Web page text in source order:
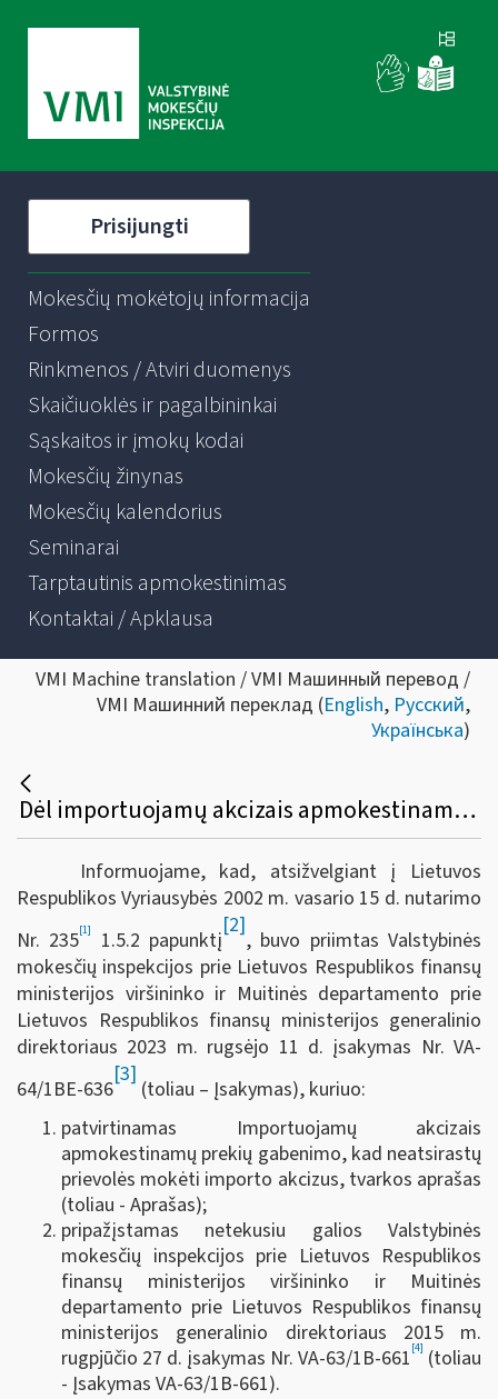
Prisijungti
Mokesčių mokėtojų informacija
Formos
Rinkmenos / Atviri duomenys
Skaičiuoklės ir pagalbininkai
Sąskaitos ir įmokų kodai
Mokesčių žinynas
Mokesčių kalendorius
Seminarai
Tarptautinis apmokestinimas
Kontaktai / Apklausa
VMI Machine translation / VMI Машинный перевод /
VMI Машинний переклад (English, Русский,
Українська)
Dėl importuojamų akcizais apmokestinamų prekių gabenimo, kad neatsirastų prievolės mokėti importo akcizus, tvarkos aprašo patvirtinimo
Informuojame, kad, atsižvelgiant į Lietuvos
Respublikos Vyriausybės 2002 m. vasario 15 d. nutarimo
Nr. 235[1] 1.5.2 papunktį
[2]
, buvo priimtas Valstybinės
mokesčių inspekcijos prie Lietuvos Respublikos finansų
ministerijos viršininko ir Muitinės departamento prie
Lietuvos Respublikos finansų ministerijos generalinio
direktoriaus 2023 m. rugsėjo 11 d. įsakymas Nr. VA-
64/1BE-636
[3]
(toliau – Įsakymas), kuriuo:
patvirtinamas Importuojamų akcizais
apmokestinamų prekių gabenimo, kad neatsirastų
prievolės mokėti importo akcizus, tvarkos aprašas
(toliau - Aprašas);
pripažįstamas netekusiu galios Valstybinės
mokesčių inspekcijos prie Lietuvos Respublikos
finansų ministerijos viršininko ir Muitinės
departamento prie Lietuvos Respublikos finansų
ministerijos generalinio direktoriaus 2015 m.
rugpjūčio 27 d. įsakymas Nr. VA-63/1B-661 [4] (toliau
- Įsakymas VA-63/1B-661).